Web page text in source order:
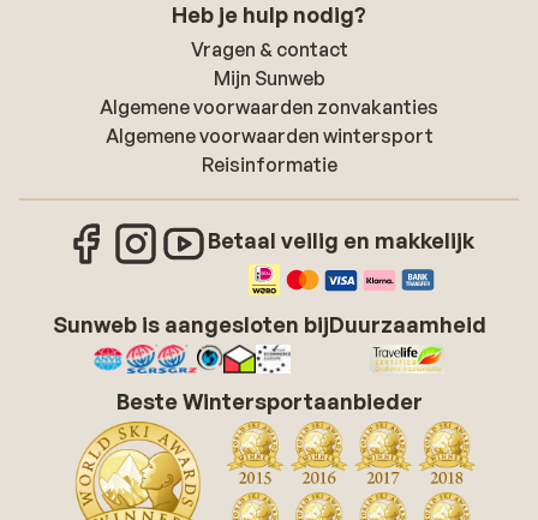
Heb je hulp nodig?
Vragen & contact
Mijn Sunweb
Algemene voorwaarden zonvakanties
Algemene voorwaarden wintersport
Reisinformatie
Betaal veilig en makkelijk
Sunweb is aangesloten bijDuurzaamheid
Beste Wintersportaanbieder